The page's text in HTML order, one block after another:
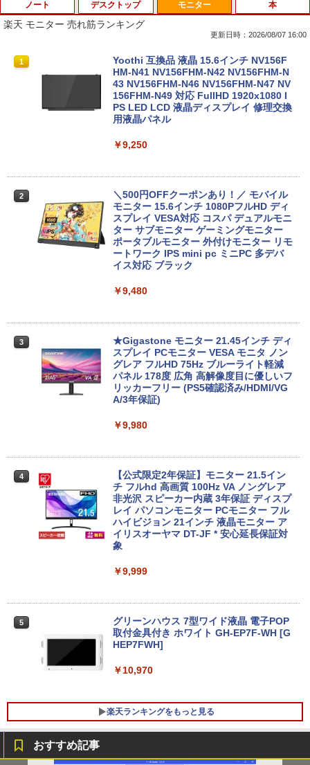
Anker Soundcore P40i オフホワイト
￥7,990
Anker Soundcore P31i ブラック
￥5,990
ラック
￥14,990
【2026年アップグレード版】AOKIMI ワイヤ
軽量 ブルートゥースHi-Fi 最大36時間再生 ぶ
学/WEB会議(ホワイト)
￥1,964
Xiaomi シャオミ REDMI Buds 8 Lite ワイヤ
リング ANC 36時間再生
BRUCE WAYNE feat. Flo Milli, ATL Jacob
[Explicit]
BRUCE WAYNE feat. Flo Milli, ATL Jacob
[Explicit]
￥250
On My Road (Stadium ver.)
￥250
BUGS LIFE
￥250
【Amazon.co.jp限定】 い・ろ・は・す 2L P
ET ラベルレス ×8本
by Amazon 天然水 ラベルレス 500ml ×24本
富士山の天然水 バナジウム含有 水 ミネラル
ウォーター ペットボトル 静岡県産 500ミリリ
by Amazon 天然水ラベルレス 2L×9本
￥1,117
強炭酸水 ペットボトル 500ミリリットル (Sm
コカ・コーラ やかんの麦茶 from 爽健美茶 ラ
ベルレス 650mlPET×24本
￥2,009
薬屋のひとりごと 17巻 (デジタル版ビッグガ
ンガンコミックス)
異世界居酒屋「のぶ」(22) (角川コミックス・
エース)
クスDIGITAL)
￥594
HUNTER×HUNTER モノクロ版 39 (ジャンプ
スーパーの裏でヤニ吸うふたり 9巻 (デジタル
版ビッグガンガンコミックス)
￥810
ノート
1
ノートパソコン 極軽量約965g 富士通 LI
FEBOOK U748 14インチ 高性能第7世代
Core i5-7300U カメラ内蔵 メモリ最大16
GB SSD1TB 薄い軽い FHD液晶 type-C
WIFI Bluetooth Office付き 5GWIFI Blu
etooth最新MicrosoftOffice2024可 Win
良品 15.6インチ HP Notebook 250G7 W
indows11 超高性能 第10世代Core i5-10
35G1 8GB 爆速NVMe式256GB-SSD カ
メラ 無線 Office付き Win11【中古ノー
トパソコン 中古パソコン 中古PC】送料
無料 あす楽対応 即日発送（Windows10
良品 15.6インチ HP Notebook 250G7 W
indows11 超高性能 第10世代Core i5-10
35G1 8GB 爆速NVMe式256GB-SSD カ
メラ 無線 Office付き Win11【中古ノー
トパソコン 中古パソコン 中古PC】送料
も対応可能 Win10）
レビュー投稿 5年保証｜MS Office 2024
H&B 搭載｜中古ノートパソコン Windo
ws11 Office付｜テンキー DVD 搭載｜C
ore i5 第7世代 メモリ 8GB SSD 256GB
｜店長厳選 Lenovo ThinkPad 15.6型 Bl
PC Word Excel
＼11日まで限定価格／ノートパソコン 新
6500Y メモリ8GB SSD256GB Windows
ーク テンキー Wi-Fi Bluetooth HDMI 軽
量 持ち運び 安い
デスクトップ
1
超得10％OFF｜買い替えならこれ!! Micr
osoft office付き デスクトップパソコン
中古デスクトップ 第8世代 メモリ8GB S
SD256GB HDD500GB Windows11 セッ
ト購入可能 単品 NEC デスクトップ PC
パソコン 中古 おすすめ デスクトップパ
【エントリーでポイント100％還元チャ
ンス】GMKtec G10 ミニPC【AMD Ryz
en 5 3500U DDR4 16GB 512GB/256GB/
1T SSD】4C/8T 3.7GHz 64GB 16T拡張
Windows11 Pro 8K/4K 3画面出力 LAN *
2 WiFi5 Bluetooth5.0 Nucbox みにpc
り高性能
MINISFORUM｜ミニスフォーラム 超小
型 デスクトップパソコン LN150W(Wind
ows 11 Pro/Intel Processor N150/メモ
リ 8GB/SSD 256GB/VESA) ミニPC LN1
FUJITSU/富士通 ESPRIMO G6012/MX
【第12世代 Intel Core i5-12500T/16GB
(DDR4)/M.2 SSD256GB/無線LAN/Win11
Pro-64bit】中古/送料無料 ※沖縄、離島
を除く
マウス＋新品キーボード付】Core i7 第8
世代 Dell OptiPlex 3060/3070 SFF 22イ
ンチ液晶セッ Office付き Windows11 メ
B/ 1TB DisplayPort 2画面同時出力 WIFI
￥54,999
モニター
楽天 モニター 売れ筋ランキング
更新日時：2026/08/07 16:00
1
Yoothi 互換品 液晶 15.6インチ NV156F
HM-N41 NV156FHM-N42 NV156FHM-N
43 NV156FHM-N46 NV156FHM-N47 NV
156FHM-N49 対応 FullHD 1920x1080 I
PS LED LCD 液晶ディスプレイ 修理交換
用液晶パネル
￥9,250
2
＼500円OFFクーポンあり！／ モバイル
モニター 15.6インチ 1080PフルHD ディ
スプレイ VESA対応 コスパ デュアルモニ
ター サブモニター ゲーミングモニター
ポータブルモニター 外付けモニター リモ
ートワーク IPS mini pc ミニPC 多デバ
イス対応 ブラック
￥9,480
3
★Gigastone モニター 21.45インチ ディ
スプレイ PCモニター VESA モニタ ノン
グレア フルHD 75Hz ブルーライト軽減
パネル 178度 広角 高解像度目に優しいフ
リッカーフリー (PS5確認済み/HDMI/VG
A/3年保証)
￥9,980
4
【公式限定2年保証】モニター 21.5イン
チ フルhd 高画質 100Hz VA ノングレア
非光沢 スピーカー内蔵 3年保証 ディスプ
レイ パソコンモニター PCモニター フル
ハイビジョン 21インチ 液晶モニター ア
イリスオーヤマ DT-JF * 安心延長保証対
象
￥9,999
5
グリーンハウス 7型ワイド液晶 電子POP
取付金具付き ホワイト GH-EP7F-WH [G
HEP7FWH]
￥10,970
楽天ランキングをもっと見る
本
おすすめ記事